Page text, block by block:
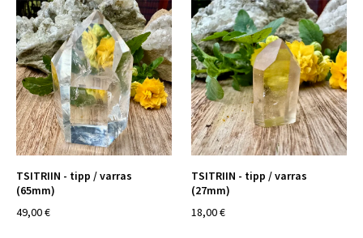
TSITRIIN - tipp / varras
(65mm)
49,00 €
TSITRIIN - tipp / varras
(27mm)
18,00 €